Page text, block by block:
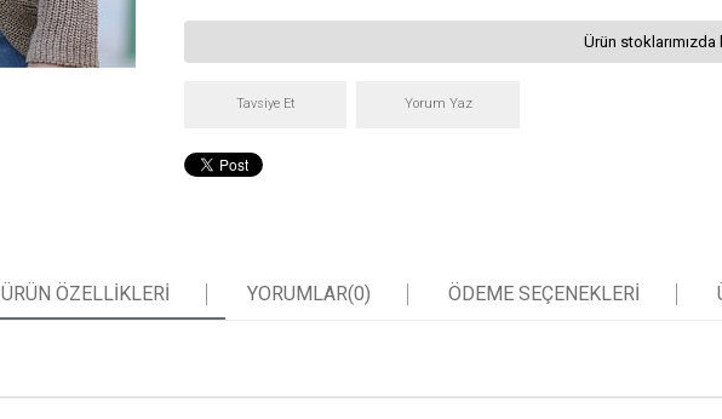
Ürün stoklarımızda
Tavsiye Et Yorum Yaz
ÜRÜN ÖZELLIKLERI YORUMLAR(0) ÖDEME SEÇENEKLERI